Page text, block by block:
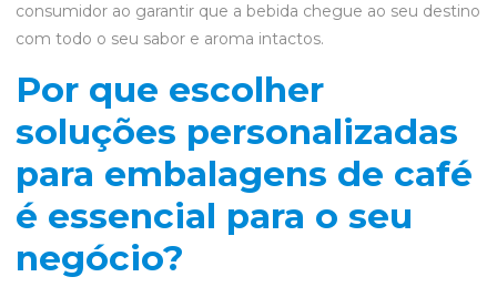
consumidor ao garantir que a bebida chegue ao seu destino
com todo o seu sabor e aroma intactos.
Por que escolher
soluções personalizadas
para embalagens de café
é essencial para o seu
negócio?